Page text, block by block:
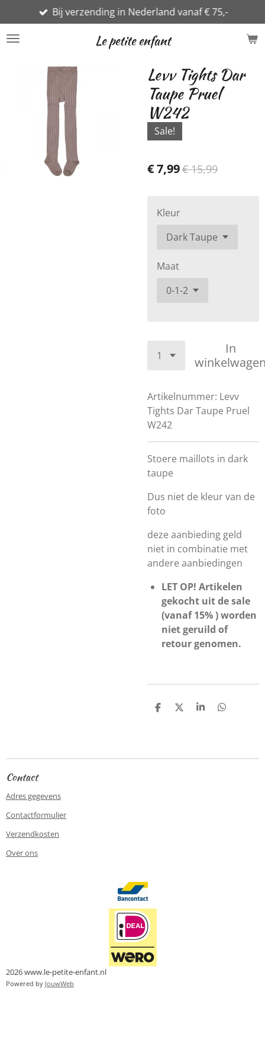
direct
naar
hoofdinhoud
Le petite enfant
Bij verzending in Nederland vanaf € 75,-
Levv Tights Dar
Taupe Pruel
W242
Sale!
€ 7,99€ 15,99
Kleur
Maat
In
Artikelnummer: Levv
Tights Dar Taupe Pruel
W242
Stoere maillots in dark
taupe
Dus niet de kleur van de
foto
deze aanbieding geld
niet in combinatie met
andere aanbiedingen
LET OP! Artikelen
gekocht uit de sale
(vanaf 15% ) worden
niet geruild of
retour genomen.
D
D
S
D
Contact
Adres gegevens
Contactformulier
Verzendkosten
Over ons
2026 www.le-petite-enfant.nl
Powered by JouwWeb